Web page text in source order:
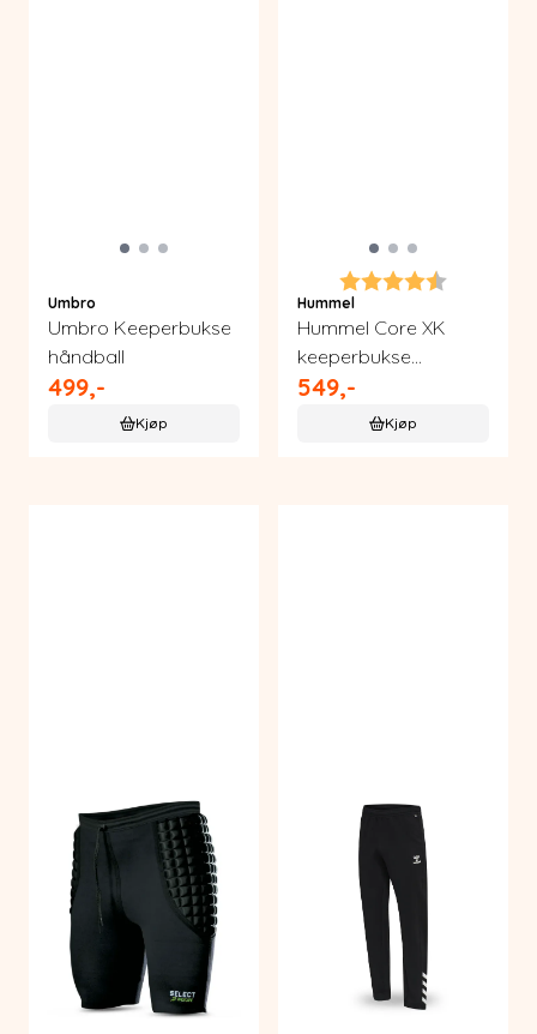
Umbro
Umbro Keeperbukse
håndball
499,-
Kjøp
Karakter:
Hummel
Hummel Core XK
keeperbukse
håndball
549,-
Kjøp